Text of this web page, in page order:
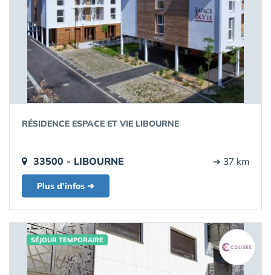
RÉSIDENCE ESPACE ET VIE LIBOURNE
33500 - LIBOURNE ➔ 37 km
Plus d'infos ➔
SÉJOUR TEMPORAIRE